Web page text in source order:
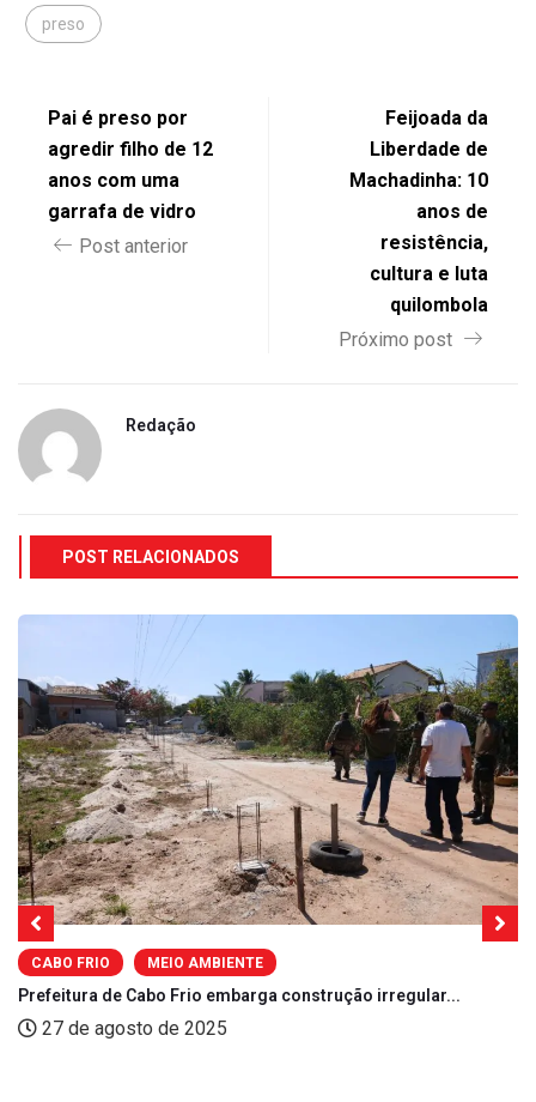
preso
Pai é preso por
agredir filho de 12
anos com uma
garrafa de vidro
Post anterior
Feijoada da
Liberdade de
Machadinha: 10
anos de
resistência,
cultura e luta
quilombola
Próximo post
Redação
POST RELACIONADOS
CABO FRIO MEIO AMBIENTE
Prefeitura de Cabo Frio embarga construção irregular...
27 de agosto de 2025